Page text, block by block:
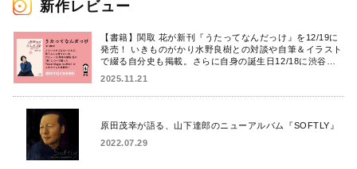
新作レビュー
【書籍】関取 花が新刊『うたってなんだっけ』を12/19に
発売！ いきものがかり水野良樹との対談や自筆＆イラスト
で綴る自分史も掲載。さらに自身の誕生日12/18に渋谷で
2025.11.21
原田茂幸が語る、山下達郎のニューアルバム『SOFTLY』
2022.07.29